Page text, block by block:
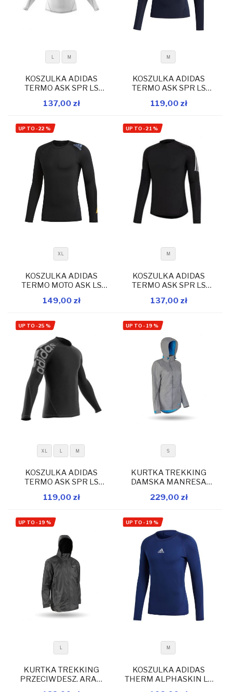
W magazynie
Dodaj do koszyka
M
KOSZULKA ADIDAS
TERMO ASK SPR LS
137,00 zł W magazynie
Dodaj do koszyka
M
KOSZULKA ADIDAS
TERMO ASK SPR LS
119,00 zł
UP TO -22 %
W magazynie
Dodaj do koszyka
XL
KOSZULKA ADIDAS
TERMO MOTO ASK LS
149,00 zł
UP TO -21 %
W magazynie
Dodaj do koszyka
M
KOSZULKA ADIDAS
TERMO ASK SPR LS
137,00 zł
UP TO -25 %
W magazynie
Dodaj do koszyka
XL M
KOSZULKA ADIDAS
TERMO ASK SPR LS
119,00 zł
UP TO - 19 %
W magazynie
Dodaj do koszyka
S
KURTKA TREKKING
DAMSKA MANRESA
MELANŻ
229,00 zł
UP TO - 19 %
L
KURTKA TREKKING
PRZECIWDESZ. ARAN
UP TO - 19 %
M
KOSZULKA ADIDAS
THERM ALPHASKIN LS